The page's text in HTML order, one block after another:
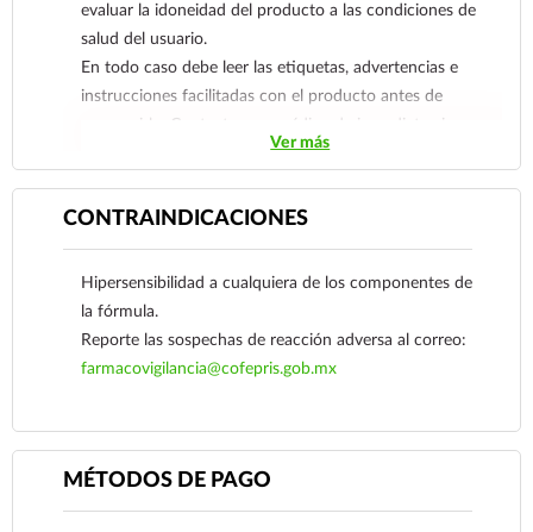
evaluar la idoneidad del producto a las condiciones de
salud del usuario.
En todo caso debe leer las etiquetas, advertencias e
instrucciones facilitadas con el producto antes de
consumirlo. Contacte a su médico de inmediato si
sospecha que tiene un problema de salud.
Ver más
CONTRAINDICACIONES
Hipersensibilidad a cualquiera de los componentes de
la fórmula.
Reporte las sospechas de reacción adversa al correo:
farmacovigilancia@cofepris.gob.mx
MÉTODOS DE PAGO